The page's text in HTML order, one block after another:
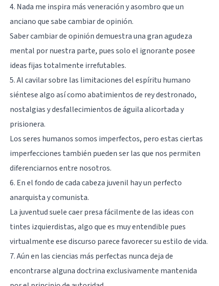
4. Nada me inspira más veneración y asombro que un
anciano que sabe cambiar de opinión.
Saber cambiar de opinión demuestra una gran agudeza
mental por nuestra parte, pues solo el ignorante posee
ideas fijas totalmente irrefutables.
5. Al cavilar sobre las limitaciones del espíritu humano
siéntese algo así como abatimientos de rey destronado,
nostalgias y desfallecimientos de águila alicortada y
prisionera.
Los seres humanos somos imperfectos, pero estas ciertas
imperfecciones también pueden ser las que nos permiten
diferenciarnos entre nosotros.
6. En el fondo de cada cabeza juvenil hay un perfecto
anarquista y comunista.
La juventud suele caer presa fácilmente de las ideas con
tintes izquierdistas, algo que es muy entendible pues
virtualmente ese discurso parece favorecer su estilo de vida.
7. Aún en las ciencias más perfectas nunca deja de
encontrarse alguna doctrina exclusivamente mantenida